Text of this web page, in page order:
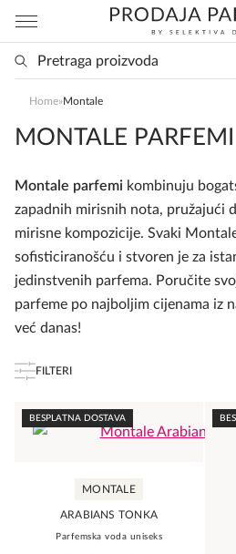
Home»Montale
MONTALE PARFEMI
Montale parfemi kombinuju
zapadnih mirisnih nota, pružajući
mirisne kompozicije. Svaki
sofisticiranošću i stvoren je za
jedinstvenih parfema. Poručite
parfeme po najboljim cijenama iz
već danas!
FILTERI
BESPLATNA DOSTAVA
MONTALE
ARABIANS TONKA
Parfemska voda uniseks